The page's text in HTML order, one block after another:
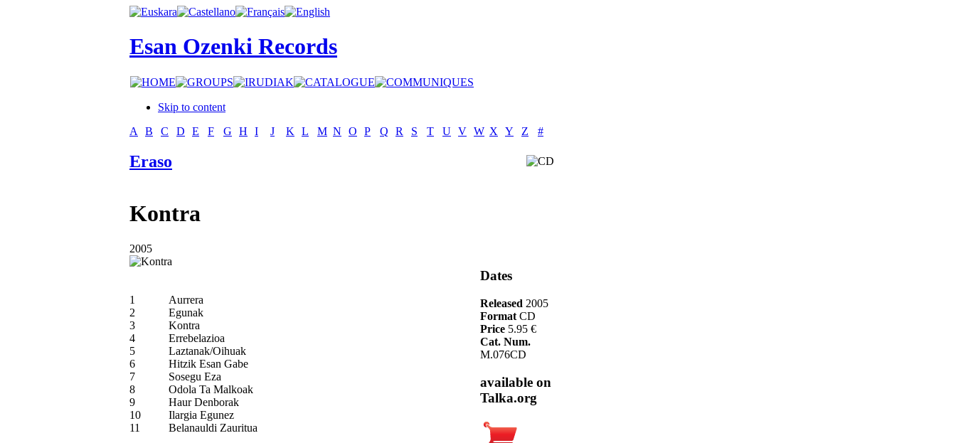
Esan Ozenki Records
Skip to content
A
B C D E F G H I J K L M N O P Q R S T U V W X Y Z #
Eraso
Kontra
2005
1
Aurrera
2
Egunak
3
Kontra
4
Errebelazioa
5
Laztanak/Oihuak
6
Hitzik Esan Gabe
7
Sosegu Eza
8
Odola Ta Malkoak
9
Haur Denborak
10
Ilargia Egunez
11
Belanauldi Zauritua
Dates
Released 2005
Format CD
Price 5.95 €
Cat. Num.
M.076CD
available on
Talka.org